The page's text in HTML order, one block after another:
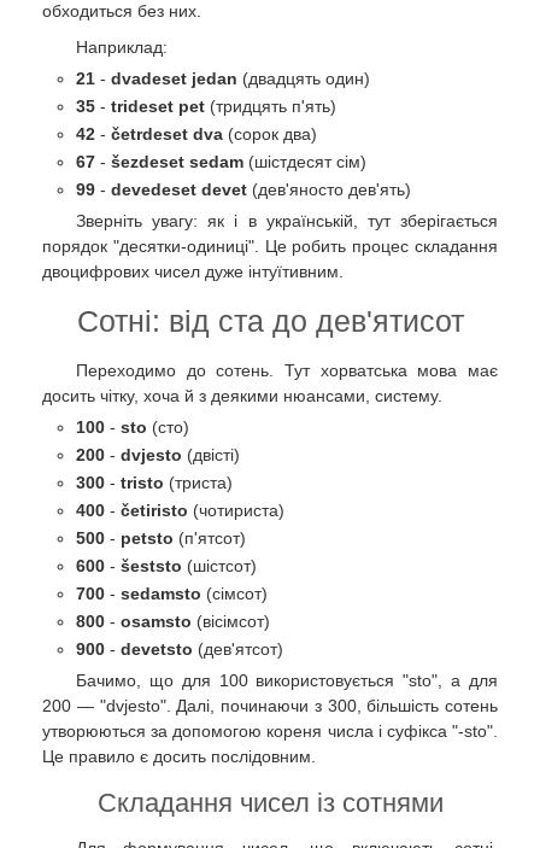
обходиться без них.
Наприклад:
21 - dvadeset jedan (двадцять один)
35 - trideset pet (тридцять п'ять)
42 - četrdeset dva (сорок два)
67 - šezdeset sedam (шістдесят сім)
99 - devedeset devet (дев'яносто дев'ять)
Зверніть увагу: як і в українській, тут зберігається
порядок "десятки-одиниці". Це робить процес складання
двоцифрових чисел дуже інтуїтивним.
Сотні: від ста до дев'ятисот
Переходимо до сотень. Тут хорватська мова має
досить чітку, хоча й з деякими нюансами, систему.
100 - sto (сто)
200 - dvjesto (двісті)
300 - tristo (триста)
400 - četiristo (чотириста)
500 - petsto (п'ятсот)
600 - šeststo (шістсот)
700 - sedamsto (сімсот)
800 - osamsto (вісімсот)
900 - devetsto (дев'ятсот)
Бачимо, що для 100 використовується "sto", а для
200 — "dvjesto". Далі, починаючи з 300, більшість сотень
утворюються за допомогою кореня числа і суфікса "-sto".
Це правило є досить послідовним.
Складання чисел із сотнями